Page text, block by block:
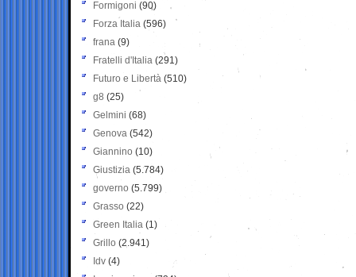
Formigoni (90)
Forza Italia (596)
frana (9)
Fratelli d'Italia (291)
Futuro e Libertà (510)
g8 (25)
Gelmini (68)
Genova (542)
Giannino (10)
Giustizia (5.784)
governo (5.799)
Grasso (22)
Green Italia (1)
Grillo (2.941)
Idv (4)